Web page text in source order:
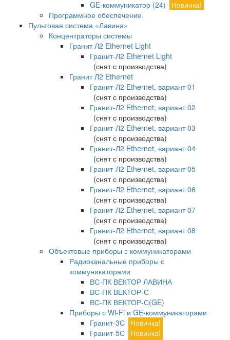
GE-коммуникатор (24)
Новинка!
Программное обеспечение
Пультовая система «Лавина»
Концентраторы системы
Гранит Л2 Ethernet Light
Гранит-Л2 Ethernet Light
(снят с производства)
Гранит Л2 Ethernet
Гранит-Л2 Ethernet, вариант 01
(снят с производства)
Гранит-Л2 Ethernet, вариант 02
(снят с производства)
Гранит-Л2 Ethernet, вариант 03
(снят с производства)
Гранит-Л2 Ethernet, вариант 04
(снят с производства)
Гранит-Л2 Ethernet, вариант 05
(снят с производства)
Гранит-Л2 Ethernet, вариант 06
(снят с производства)
Гранит-Л2 Ethernet, вариант 07
(снят с производства)
Гранит-Л2 Ethernet, вариант 08
(снят с производства)
Объектовые приборы с коммуникаторами
Радиоканальные приборы с
коммуникаторами
ВС-ПК ВЕКТОР ЛАВИНА
ВС-ПК ВЕКТОР-С
ВС-ПК ВЕКТОР-С(GE)
Приборы с Wi-Fi и GE-коммуникаторами
Гранит-3С Новинка!
Гранит-5С Новинка!